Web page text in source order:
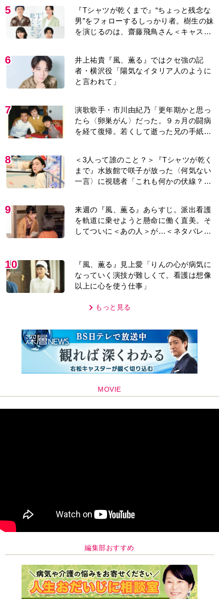
と言われて」
演歌歌手・市川由紀乃「更年期かと思っ
を経て復帰。若くして逝った兄の手紙を
今も支えに」【2026上半期BEST】
8
＜3人って誰のこと？＞『Tシャツが乾く
一言〉に視聴者「これも何かの伏線？」
「子どもの話だと…」
9
来週の『風、薫る』あらすじ。派出看護
してついに＜あの人＞が…＜ネタバレあ
り＞
10
以上に心を使う仕事」
もっと見る